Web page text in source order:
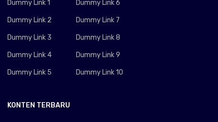
Dummy Link 1
Dummy Link 2
Dummy Link 3
Dummy Link 4
Dummy Link 5
Dummy Link 6
Dummy Link 7
Dummy Link 8
Dummy Link 9
Dummy Link 10
KONTEN TERBARU